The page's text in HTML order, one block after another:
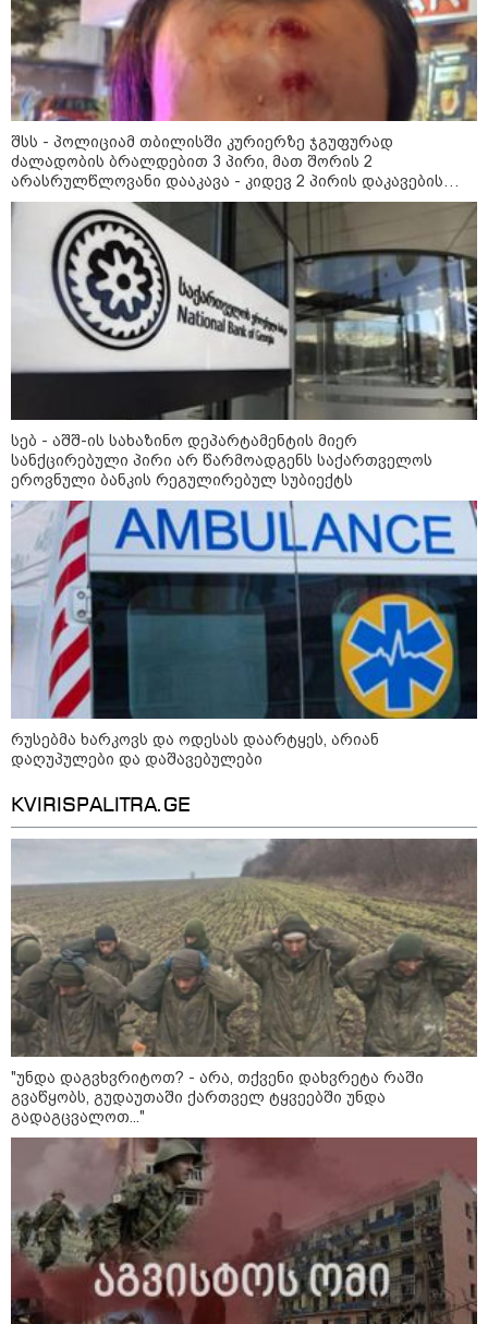
ოკუპირებულ აფხაზეთში საწვავის
დეფიციტია, კილომეტრიანი რიგები და
შეზღუდვა საწვავის ჩასხმაზე - რა
ინფორმაციას აქვეყნებს "დემოკრატიის
კვლევის ინსტიტუტი“
14:23 / 05-08-2026
ევროპელმა და რუსმა ყოფილმა
მაღალჩინოსნებმა უკრაინაში
ომთან დაკავშირებით
მოლაპარაკებები გამართეს - რა
არის ცნობილი შეხვედრაზე
09:55 / 05-08-2026
მორიგი თავდასხმა Wildberries-
ის საწყობზე - დრონებით
თავდასხმის შემდეგ, ტულას
ოლქში მდებარე საწყობში
09:12 / 05-08-2026
14 გარდაცვლილი, 22
დაშავებული, მასშტაბური
ხანძარი - რუსეთმა კიევზე
14:13 / 04-08-2026
მორიგი თავდასხმა რუსეთში,
ნავთობგადამამუშავებელ
ქარხანაზე - რა დეტალებია
ცნობილი
კატეგორიის ყველა სიახლე
შსს - პოლიციამ თბილისში კურიერზე ჯგუფურად
ძალადობის ბრალდებით 3 პირი, მათ შორის 2
არასრულწლოვანი დააკავა - კიდევ 2 პირის დაკავების
მიზნით კი შესაბამისი ღონისძიებები ტარდება
სებ - აშშ-ის სახაზინო დეპარტამენტის მიერ
სანქცირებული პირი არ წარმოადგენს საქართველოს
ეროვნული ბანკის რეგულირებულ სუბიექტს
რუსებმა ხარკოვს და ოდესას დაარტყეს, არიან
დაღუპულები და დაშავებულები
KVIRISPALITRA.GE
"უნდა დაგვხვრიტოთ? - არა, თქვენი დახვრეტა რაში
გვაწყობს, გუდაუთაში ქართველ ტყვეებში უნდა
გადაგცვალოთ..."